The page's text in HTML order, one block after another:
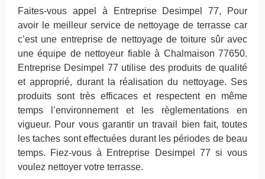
Faites-vous appel à Entreprise Desimpel 77, Pour
avoir le meilleur service de nettoyage de terrasse car
c’est une entreprise de nettoyage de toiture sûr avec
une équipe de nettoyeur fiable à Chalmaison 77650.
Entreprise Desimpel 77 utilise des produits de qualité
et approprié, durant la réalisation du nettoyage. Ses
produits sont très efficaces et respectent en même
temps l’environnement et les règlementations en
vigueur. Pour vous garantir un travail bien fait, toutes
les taches sont effectuées durant les périodes de beau
temps. Fiez-vous à Entreprise Desimpel 77 si vous
voulez nettoyer votre terrasse.